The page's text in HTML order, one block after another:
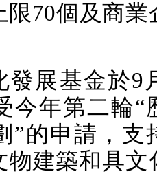
限70個及商業
發展基金於9
今年第二輪“
”的申請，支
物建築和具文